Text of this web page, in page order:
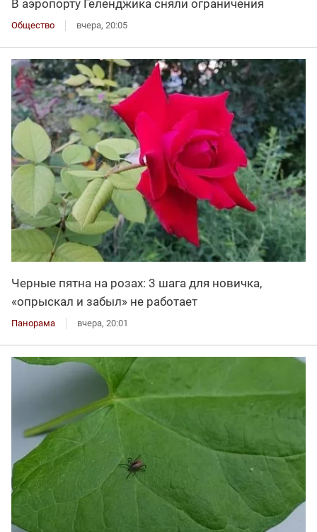
В аэропорту Геленджика сняли ограничения
Общество вчера, 20:05
Черные пятна на розах: 3 шага для новичка,
«опрыскал и забыл» не работает
Панорама вчера, 20:01